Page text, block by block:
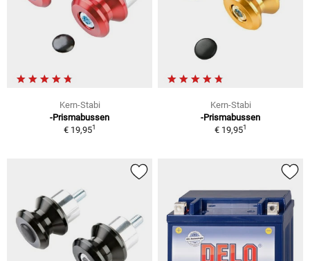
Kern-Stabi
-Prismabussen
€ 19,951
Kern-Stabi
-Prismabussen
€ 19,951